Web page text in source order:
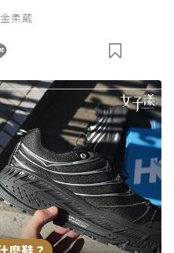
點；前往 購買點數
柔葳